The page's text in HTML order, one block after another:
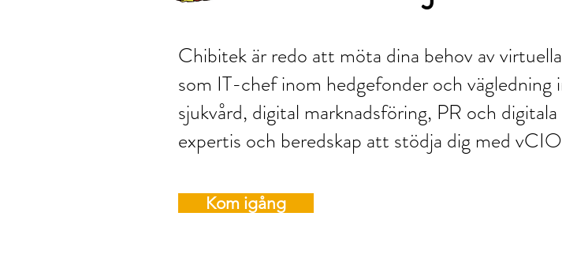
Chibitek är redo att möta dina behov av
som IT-chef inom hedgefonder och
sjukvård, digital marknadsföring, PR och
expertis och beredskap att stödja dig med
Kom igång